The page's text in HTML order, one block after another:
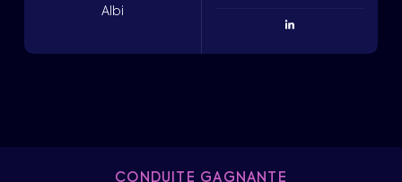
Albi
CONDUITE GAGNANTE